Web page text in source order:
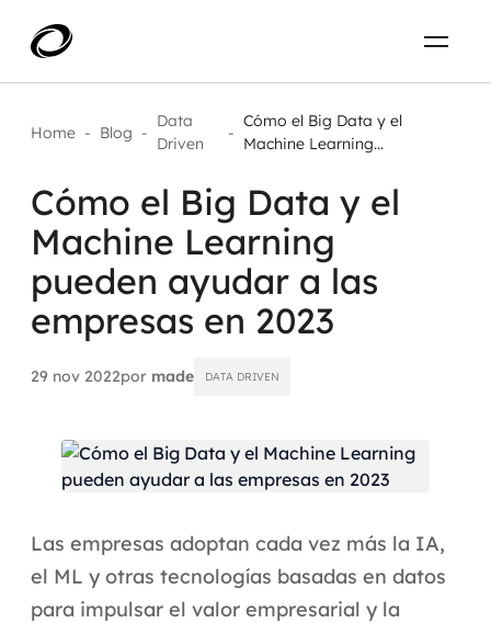
Aplicar IA com impacto real
AI / Machine Learning
IA Generativa
Agentes de IA
Aceleradores de IA
Automação inteligente
Integração de IA
RPA e hiperautomação
Projetos
Carreira
Home - Blog -
Data
Driven
-
Cómo el Big Data y el
Machine Learning...
Cómo el Big Data y el
Machine Learning
pueden ayudar a las
empresas en 2023
29 nov 2022por made DATA DRIVEN
Las empresas adoptan cada vez más la IA,
el ML y otras tecnologías basadas en datos
para impulsar el valor empresarial y la